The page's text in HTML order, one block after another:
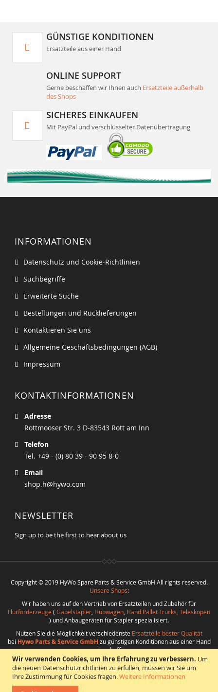
Wir verwenden Cookies, um Ihre Erfahrung zu verbessern. Um
die neuen Datenschutzrichtlinien zu erfüllen, müssen wir Sie um
Ihre Zustimmung für Cookies fragen.Weitere Informationen
GÜNSTIGE KONDITIONEN
Ersatzteile aus einer Hand
ONLINE SUPPORT
Gerne beschaffen wir Ihnen auch Ersatzteile außerhalb
des Shops
SICHERES EINKAUFEN
Mit PayPal und verschlüsselter Datenübertragung
INFORMATIONEN
Datenschutz und Cookie-Richtlinien
Suchbegriffe
Erweiterte Suche
Bestellungen und Rücklieferungen
Kontaktieren Sie uns
Allgemeine Geschäftsbedingungen (AGB)
Impressum
KONTAKTINFORMATIONEN
Adresse
Rottmooser Str. 3 D-83543 Rott am Inn
Telefon
Tel. +49 - (0) 80 39 - 90 95 8-0
Email
shop.h@hywo.com
NEWSLETTER
Sign up to be the first to hear about us
Copyright © 2019 HyWo Spare Parts & Service GmbH All rights reserved.
Unsere Shops:
Wir haben uns auf den Vertrieb von Ersatzteilen und Zubehör für
Flurförderzeuge ( Gabelstapler Hubwagen Hand Pallet Trucks, Teleskopen
) und Anbaugeräten für Stapler spezialisiert.
Nutzen Sie die Möglichkeit verschiedenste Ersatzteile bester Qualität
bei Hywo Parts & Service GmbH zu günstigen Konditionen aus einer Hand
zu beschaffen.
Realisierung:CMS*Beratung*Webdesign*Webhosting*SEO* eShop:
Angelika Freihoff